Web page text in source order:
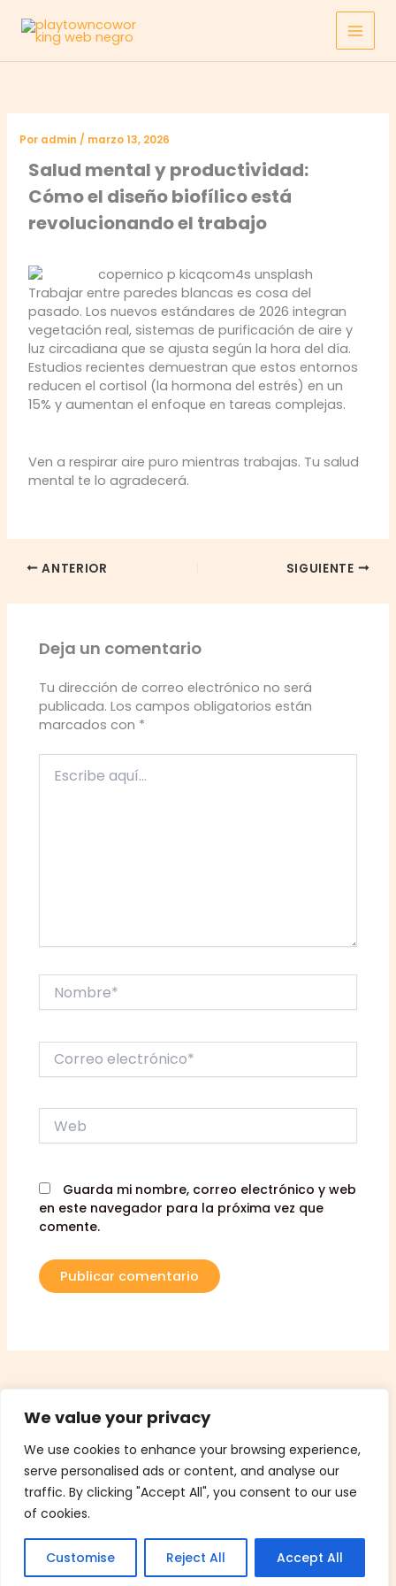
We value your privacy
We use cookies to enhance your browsing experience,
serve personalised ads or content, and analyse our
traffic. By clicking "Accept All", you consent to our use
of cookies.
Customise Reject All Accept All
contenido
Por admin/ marzo 13, 2026
Salud mental y productividad:
Cómo el diseño biofílico está
revolucionando el trabajo
Trabajar entre paredes blancas es cosa del
pasado. Los nuevos estándares de 2026 integran
vegetación real, sistemas de purificación de aire y
luz circadiana que se ajusta según la hora del día.
Estudios recientes demuestran que estos entornos
reducen el cortisol (la hormona del estrés) en un
15% y aumentan el enfoque en tareas complejas.
Ven a respirar aire puro mientras trabajas. Tu salud
mental te lo agradecerá.
ANTERIOR SIGUIENTE
Deja un comentario
Tu dirección de correo electrónico no será
publicada. Los campos obligatorios están
marcados con *
aquí...
Nombre*
electrónico*
Guarda mi nombre, correo electrónico y web
en este navegador para la próxima vez que
comente.
Copyright © 2026 Playtown Coworking
AVISO LEGAL